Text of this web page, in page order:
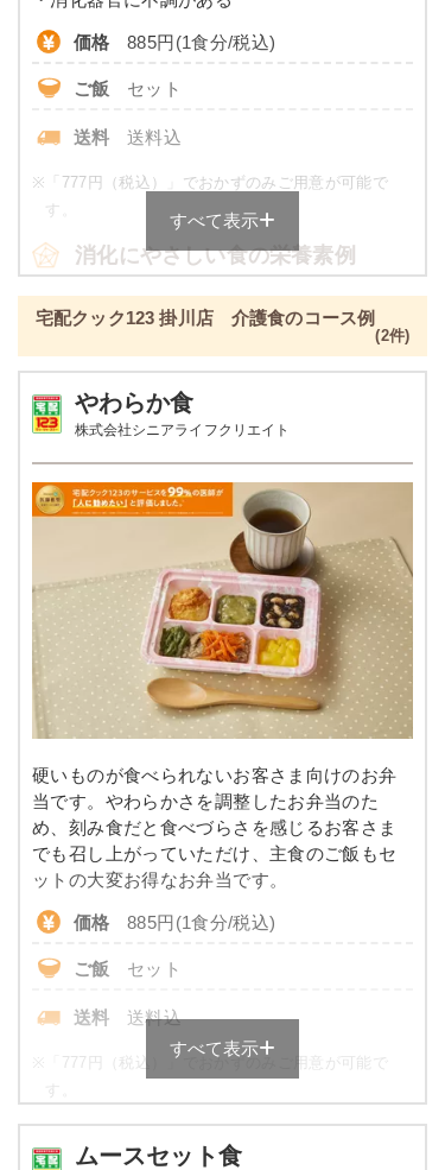
て異なる場合がございます。 一部取り扱いが無い店
トラウトサーモンバター醤油焼き
ほうれん草と油揚げのお浸し
根菜の煮物
鶏肉と野菜の炒め物
栄養素
質：17.8g、炭水化物：90.5g、ナトリウム：
738mg、カリウム：480mg、リン：178mg、食
塩相当量：1.9g
※メニューの補足
ご飯セットの栄養素です。お弁当献立の一例と
その栄養価のため、実際にご提供可能なメニュ
ーではないのでご注意ください。
価格 885円(1食分/税込)
ご飯 セット
送料 送料込
※ 「777円（税込）」でおかずのみご用意が可能で
す。
消化にやさしい食の栄養素例
品数 4～6品
カロリー 426～484kcal
塩分
タンパク質 -
脂質 -
-
リン -
カリウム -
コレステロール -
※カロリーは目安の数値であるため、メニューによっ
て異なる場合がございます。 ごはんセットでの栄養
価です。
消化にやさしい食のメニュー例
白菜と豚肉のみぞれがけ
マカロニのケチャップ和え
鶏肉と野菜の寄せ煮
ほうれん草の柚子味噌和え
エネルギー：427kcal、たんぱく質：14.6g、脂
質：3.9g、炭水化物：80.3g、ナトリウム：
708mg、食塩相当量：1.8g
すべて表示
宅配クック123 掛川店 介護食のコース例
(2件)
やわらか食
株式会社シニアライフクリエイト
硬いものが食べられないお客さま向けのお弁
当です。やわらかさを調整したお弁当のた
め、刻み食だと食べづらさを感じるお客さま
でも召し上がっていただけ、主食のご飯もセ
ットの大変お得なお弁当です。
価格 885円(1食分/税込)
ご飯 セット
送料 送料込
※
「777円（税込）」でおかずのみご用意が可能で
すべて表示
ムースセット食